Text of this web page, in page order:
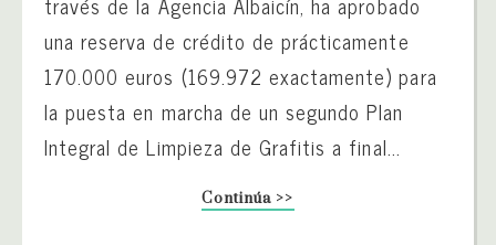
una reserva de crédito de prácticamente
170.000 euros (169.972 exactamente) para
la puesta en marcha de un segundo Plan
Integral de Limpieza de Grafitis a final...
Continúa >>